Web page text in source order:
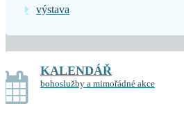
výstava
KALENDÁŘ
bohoslužby a mimořádné akce